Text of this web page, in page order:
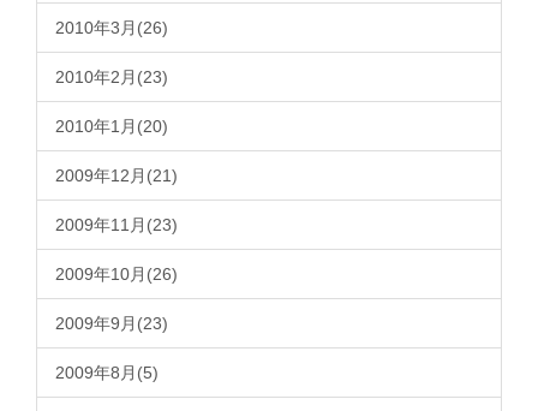
2010年3月(26)
2010年2月(23)
2010年1月(20)
2009年12月(21)
2009年11月(23)
2009年10月(26)
2009年9月(23)
2009年8月(5)